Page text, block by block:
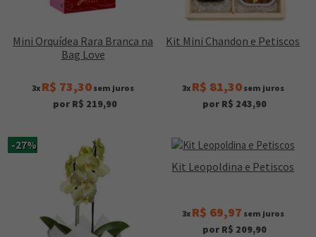
Mini Orquídea Rara Branca na
Bag Love
3x R$ 73,30 sem juros
por R$ 219,90
Kit Mini Chandon e Petiscos
3x R$ 81,30sem juros
por R$ 243,90
-27%
Kit Leopoldina e Petiscos
3x R$ 69,97 sem juros
por R$ 209,90